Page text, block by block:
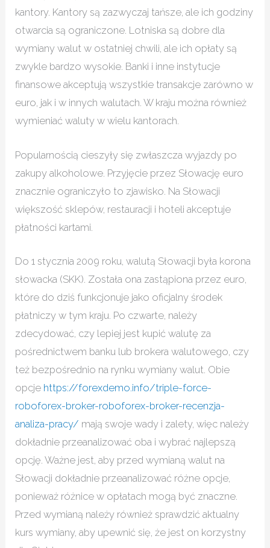
kantory. Kantory są zazwyczaj tańsze, ale ich godziny
otwarcia są ograniczone. Lotniska są dobre dla
wymiany walut w ostatniej chwili, ale ich opłaty są
zwykle bardzo wysokie. Banki i inne instytucje
finansowe akceptują wszystkie transakcje zarówno w
euro, jak i w innych walutach. W kraju można również
wymieniać waluty w wielu kantorach.
Popularnością cieszyły się zwłaszcza wyjazdy po
zakupy alkoholowe. Przyjęcie przez Słowację euro
znacznie ograniczyło to zjawisko. Na Słowacji
większość sklepów, restauracji i hoteli akceptuje
płatności kartami.
Do 1 stycznia 2009 roku, walutą Słowacji była korona
słowacka (SKK). Została ona zastąpiona przez euro,
które do dziś funkcjonuje jako oficjalny środek
płatniczy w tym kraju. Po czwarte, należy
zdecydować, czy lepiej jest kupić walutę za
pośrednictwem banku lub brokera walutowego, czy
też bezpośrednio na rynku wymiany walut. Obie
opcje https://forexdemo.info/triple-force-
roboforex-broker-roboforex-broker-recenzja-
analiza-pracy/ mają swoje wady i zalety, więc należy
dokładnie przeanalizować oba i wybrać najlepszą
opcję. Ważne jest, aby przed wymianą walut na
Słowacji dokładnie przeanalizować różne opcje,
ponieważ różnice w opłatach mogą być znaczne.
Przed wymianą należy również sprawdzić aktualny
kurs wymiany, aby upewnić się, że jest on korzystny